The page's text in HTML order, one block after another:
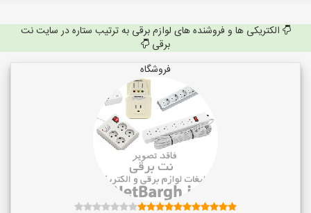
الکتریکی ها و فروشنده های لوازم برقی به ترتیب ستاره در سایت نت
برقی
فروشگاه